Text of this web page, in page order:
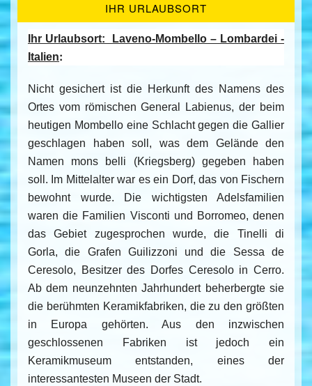
IHR URLAUBSORT
Ihr Urlaubsort:
Laveno-Mombello – Lombardei -
Italien:
Nicht gesichert ist die Herkunft des Namens des
Ortes vom römischen General Labienus, der beim
heutigen Mombello eine Schlacht gegen die Gallier
geschlagen haben soll, was dem Gelände den
Namen mons belli (Kriegsberg) gegeben haben
soll. Im Mittelalter war es ein Dorf, das von Fischern
bewohnt wurde. Die wichtigsten Adelsfamilien
waren die Familien Visconti und Borromeo, denen
das Gebiet zugesprochen wurde, die Tinelli di
Gorla, die Grafen Guilizzoni und die Sessa de
Ceresolo, Besitzer des Dorfes Ceresolo in Cerro.
Ab dem neunzehnten Jahrhundert beherbergte sie
die berühmten Keramikfabriken, die zu den größten
in Europa gehörten. Aus den inzwischen
geschlossenen Fabriken ist jedoch ein
Keramikmuseum entstanden, eines der
interessantesten Museen der Stadt.